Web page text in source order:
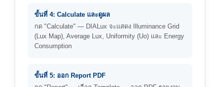
ขั้นที่ 4: Calculate และดูผล
กด "Calculate" — DIALux จะแสดง Illuminance Grid
(Lux Map), Average Lux, Uniformity (Uo) และ Energy
Consumption
ขั้นที่ 5: ออก Report PDF